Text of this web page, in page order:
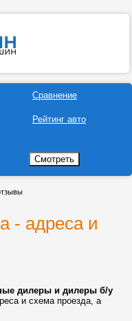
Сравнение
Рейтинг авто
- адреса и
дилеры и дилеры б/у
и схема проезда, а